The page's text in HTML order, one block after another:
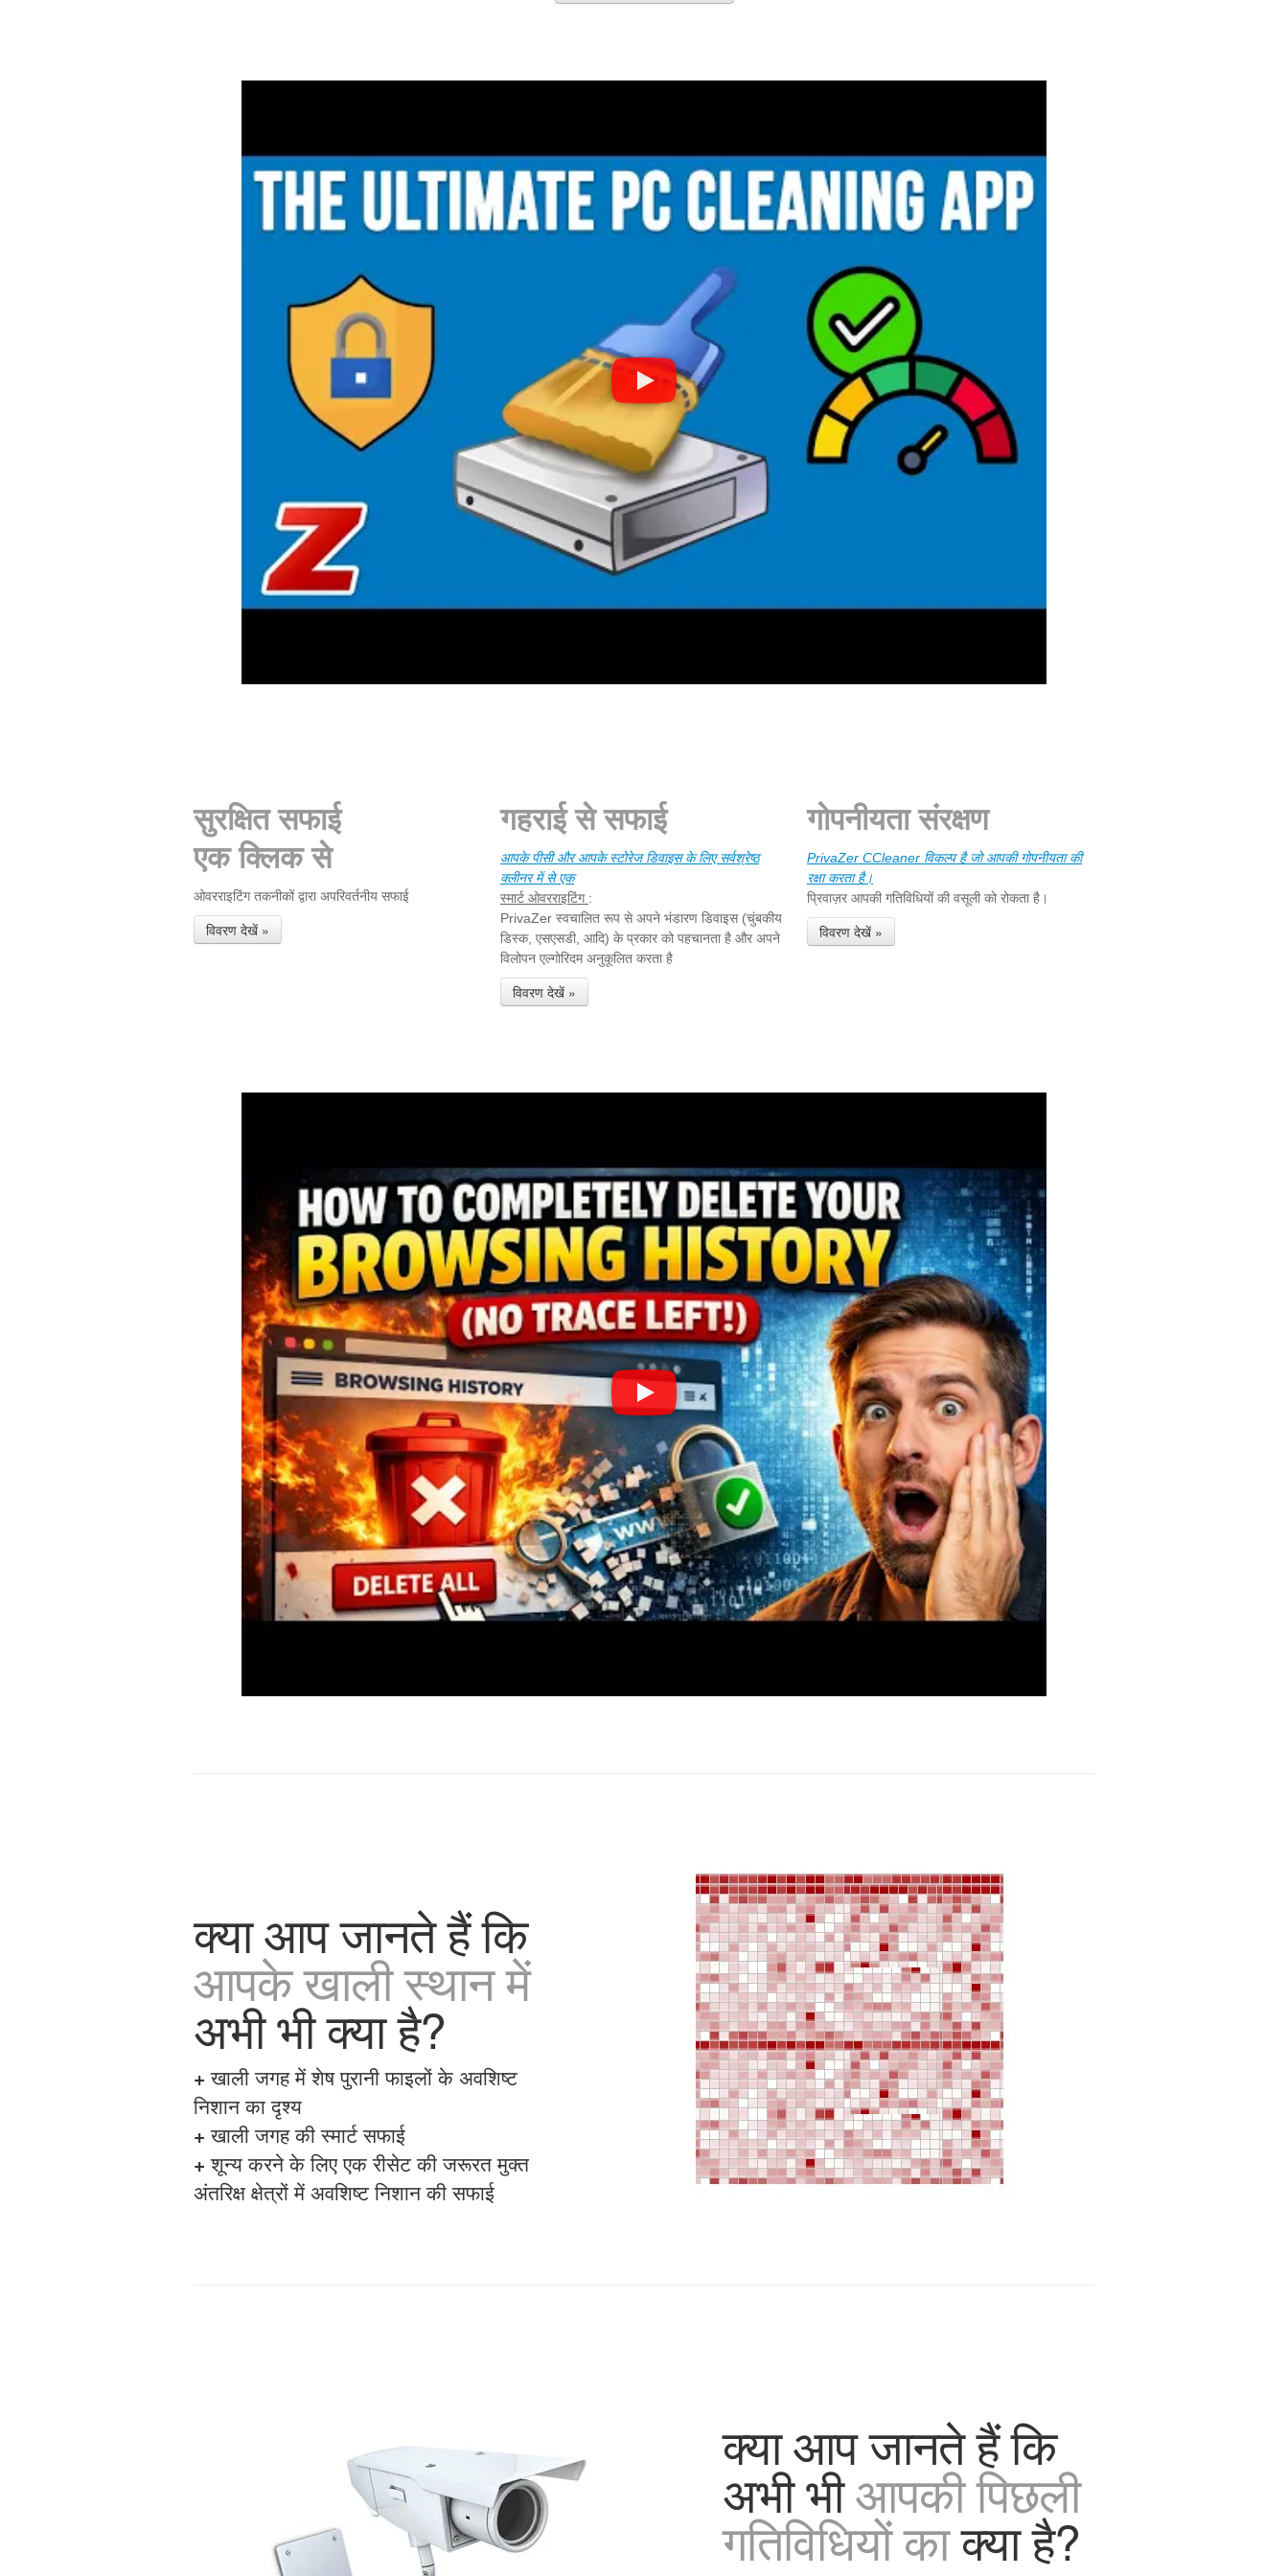
सुरक्षित सफाई
एक क्लिक से
ओवरराइटिंग तकनीकों द्वारा अपरिवर्तनीय सफाई
विवरण देखें »
गहराई से सफाई
आपके पीसी और आपके स्टोरेज डिवाइस के लिए सर्वश्रेष्ठ
क्लीनर में से एक
स्मार्ट ओवरराइटिंग :
PrivaZer स्वचालित रूप से अपने भंडारण डिवाइस (चुंबकीय
डिस्क, एसएसडी, आदि) के प्रकार को पहचानता है और अपने
विलोपन एल्गोरिदम अनुकूलित करता है
विवरण देखें »
गोपनीयता संरक्षण
PrivaZer CCleaner विकल्प है जो आपकी गोपनीयता की
रक्षा करता है।
प्रिवाज़र आपकी गतिविधियों की वसूली को रोकता है।
विवरण देखें »
क्या आप जानते हैं कि
आपके खाली स्थान में
अभी भी क्या है?
+ खाली जगह में शेष पुरानी फाइलों के अवशिष्ट
निशान का दृश्य
+ खाली जगह की स्मार्ट सफाई
+ शून्य करने के लिए एक रीसेट की जरूरत मुक्त
अंतरिक्ष क्षेत्रों में अवशिष्ट निशान की सफाई
क्या आप जानते हैं कि
अभी भीआपकी पिछली
गतिविधियों काक्या है?